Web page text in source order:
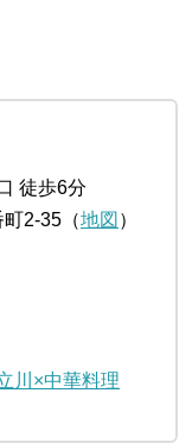
徒歩6分
2-35（地図 ）
川×中華料理